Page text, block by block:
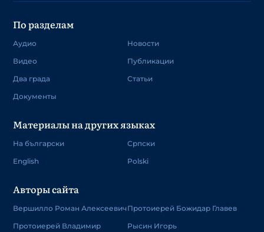
По разделам
Аудио
Видео
Два града
Документы
Новости
Публикации
Статьи
Материалы на других языках
На български
English
Српски
Polski
Авторы сайта
Вершилло Роман Алексеевич
Протоиерей Владимир
Протоиерей Божидар Главев
Рысин Игорь